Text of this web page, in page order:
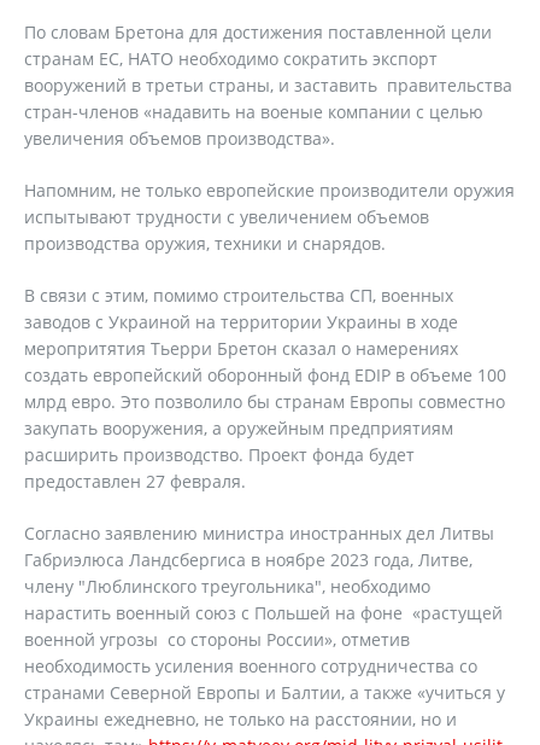
По словам Бретона для достижения поставленной цели
странам ЕС, НАТО необходимо сократить экспорт
вооружений в третьи страны, и заставить правительства
стран-членов «надавить на военые компании с целью
увеличения объемов производства».
Напомним, не только европейские производители оружия
испытывают трудности с увеличением объемов
производства оружия, техники и снарядов.
В связи с этим, помимо строительства СП, военных
заводов с Украиной на территории Украины в ходе
меропритятия Тьерри Бретон сказал о намерениях
создать европейский оборонный фонд EDIP в объеме 100
млрд евро. Это позволило бы странам Европы совместно
закупать вооружения, а оружейным предприятиям
расширить производство. Проект фонда будет
предоставлен 27 февраля.
Согласно заявлению министра иностранных дел Литвы
Габриэлюса Ландсбергиса в ноябре 2023 года, Литве,
члену "Люблинского треугольника", необходимо
нарастить военный союз с Польшей на фоне «растущей
военной угрозы со стороны России», отметив
необходимость усиления военного сотрудничества со
странами Северной Европы и Балтии, а также «учиться у
Украины ежедневно, не только на расстоянии, но и